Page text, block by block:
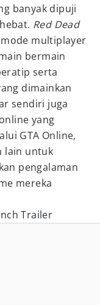
banyak dipuji
Red Dead
multiplayer
bermain
serta
dimainkan
sendiri juga
yang
GTA Online,
lain untuk
pengalaman
mereka
Trailer